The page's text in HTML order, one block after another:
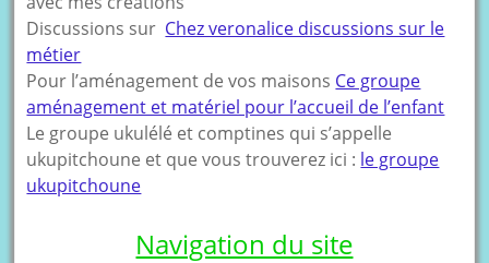
Discussions sur Chez veronalice discussions sur le
métier
Pour l’aménagement de vos maisons Ce groupe
aménagement et matériel pour l’accueil de l’enfant
Le groupe ukulélé et comptines qui s’appelle
ukupitchoune et que vous trouverez ici : le groupe
ukupitchoune
Navigation du site